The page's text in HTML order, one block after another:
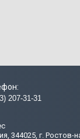
207-31-31
344025, г. Ростов-